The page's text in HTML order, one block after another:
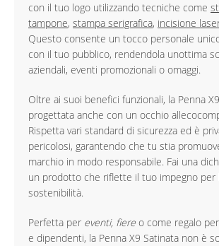
con il tuo logo utilizzando tecniche come
tampone, stampa serigrafica, incisione
Questo consente un tocco personale
con il tuo pubblico, rendendola unottima
aziendali, eventi promozionali o omaggi.
Oltre ai suoi benefici funzionali, la Penna
progettata anche con un occhio
Rispetta vari standard di sicurezza ed è
pericolosi, garantendo che tu stia
marchio in modo responsabile. Fai una
un prodotto che riflette il tuo impegno per
sostenibilità.
Perfetta per eventi, fiere o come regalo
e dipendenti, la Penna X9 Satinata non è